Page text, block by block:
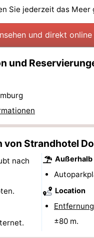
Sie jederzeit das Meer
und direkt online
und
von Strandhotel
nach
Außerhalb
Location
±80 m.